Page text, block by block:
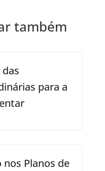
também
das
para a
Planos de